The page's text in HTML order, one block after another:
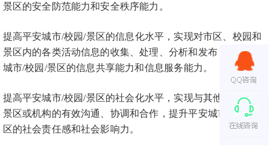
景区的安全防范能力和安全秩序能力。
提高平安城市/校园/景区的信息化水平，实现对市区、校园和
景区内的各类活动信息的收集、处理、分析和发布，提升平安
城市/校园/景区的信息共享能力和信息服务能力。
提高平安城市/校园/景区的社会化水平，实现与其他城市/校园/
景区或机构的有效沟通、协调和合作，提升平安城市/校园/景
区的社会责任感和社会影响力。